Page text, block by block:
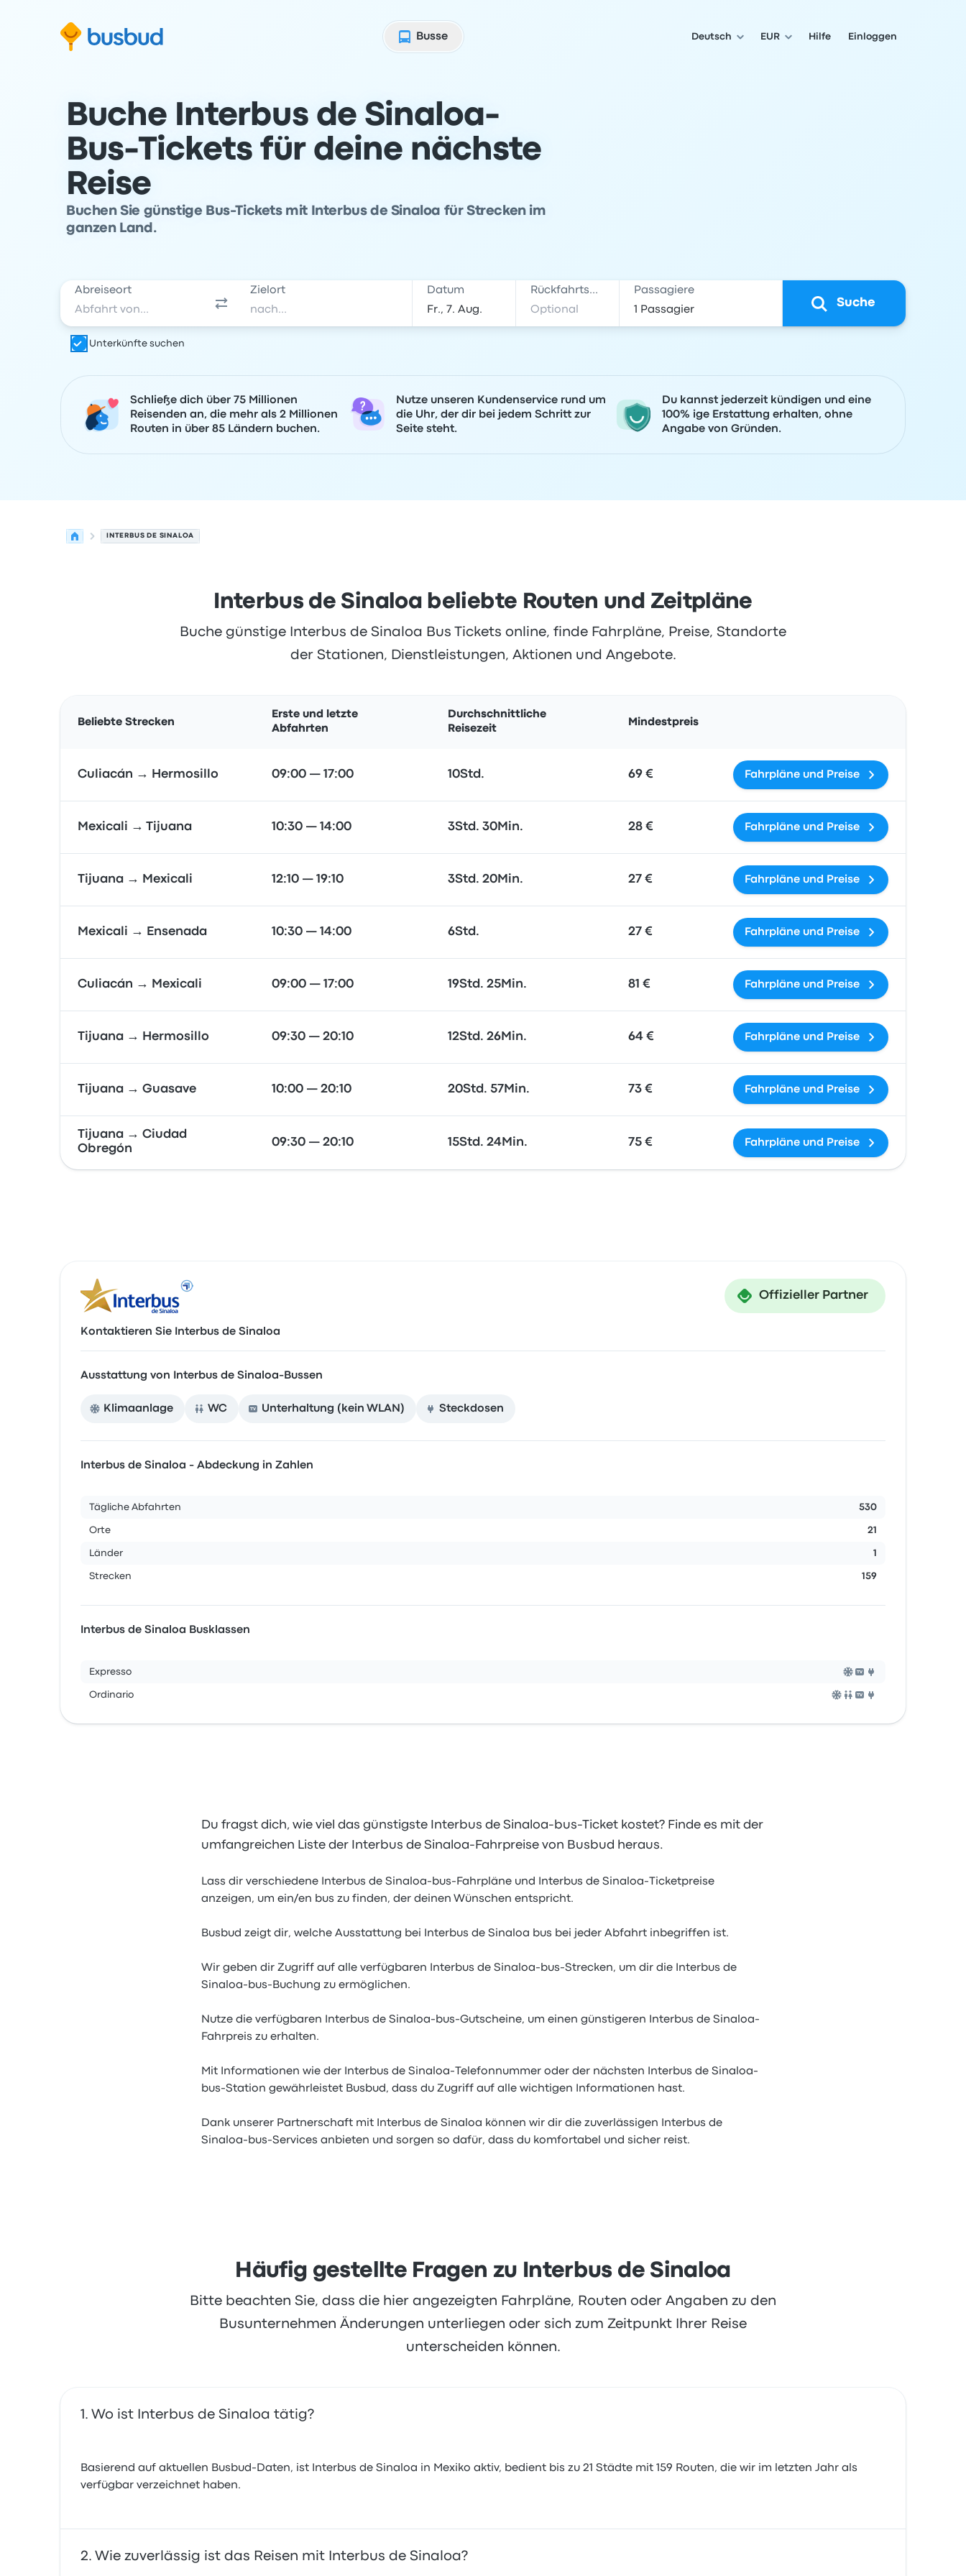
Busse
Deutsch EUR Hilfe Einloggen
Buche Interbus de Sinaloa-
Bus-Tickets für deine nächste
Reise
Buchen Sie günstige Bus-Tickets mit Interbus de Sinaloa für Strecken im
ganzen Land.
Abreiseort Zielort Datum Rückfahrtsdatum Passagiere
Suche
Unterkünfte suchen
Schließe dich über 75 Millionen
Reisenden an, die mehr als 2 Millionen
Routen in über 85 Ländern buchen.
Nutze unseren Kundenservice rund um
die Uhr, der dir bei jedem Schritt zur
Seite steht.
Du kannst jederzeit kündigen und eine
100% ige Erstattung erhalten, ohne
Angabe von Gründen.
INTERBUS DE SINALOA
Interbus de Sinaloa beliebte Routen und Zeitpläne
Buche günstige Interbus de Sinaloa Bus Tickets online, finde Fahrpläne, Preise, Standorte
der Stationen, Dienstleistungen, Aktionen und Angebote.
Beliebte Strecken
Erste und letzte
Abfahrten
Durchschnittliche
Reisezeit
Mindestpreis
Culiacán → Hermosillo 09:00 — 17:00 10Std. 69 € Fahrpläne und Preise
Mexicali → Tijuana 10:30 — 14:00 3Std. 30Min. 28 € Fahrpläne und Preise
Tijuana → Mexicali 12:10 — 19:10 3Std. 20Min. 27 € Fahrpläne und Preise
Mexicali → Ensenada 10:30 — 14:00 6Std. 27 € Fahrpläne und Preise
Culiacán → Mexicali 09:00 — 17:00 19Std. 25Min. 81 € Fahrpläne und Preise
Tijuana → Hermosillo 09:30 — 20:10 12Std. 26Min. 64 € Fahrpläne und Preise
Tijuana → Guasave 10:00 — 20:10 20Std. 57Min. 73 € Fahrpläne und Preise
Tijuana → Ciudad
Obregón
09:30 — 20:10 15Std. 24Min. 75 € Fahrpläne und Preise
Offizieller Partner
Kontaktieren Sie Interbus de Sinaloa
Ausstattung von Interbus de Sinaloa-Bussen
Klimaanlage WC Unterhaltung (kein WLAN) Steckdosen
Interbus de Sinaloa - Abdeckung in Zahlen
Tägliche Abfahrten 530
Orte 21
Länder 1
Strecken 159
Interbus de Sinaloa Busklassen
Expresso
Ordinario
Du fragst dich, wie viel das günstigste Interbus de Sinaloa-bus-Ticket kostet? Finde es mit der
umfangreichen Liste der Interbus de Sinaloa-Fahrpreise von Busbud heraus.
Lass dir verschiedene Interbus de Sinaloa-bus-Fahrpläne und Interbus de Sinaloa-Ticketpreise
anzeigen, um ein/en bus zu finden, der deinen Wünschen entspricht.
Busbud zeigt dir, welche Ausstattung bei Interbus de Sinaloa bus bei jeder Abfahrt inbegriffen ist.
Wir geben dir Zugriff auf alle verfügbaren Interbus de Sinaloa-bus-Strecken, um dir die Interbus de
Sinaloa-bus-Buchung zu ermöglichen.
Nutze die verfügbaren Interbus de Sinaloa-bus-Gutscheine, um einen günstigeren Interbus de Sinaloa-
Fahrpreis zu erhalten.
Mit Informationen wie der Interbus de Sinaloa-Telefonnummer oder der nächsten Interbus de Sinaloa-
bus-Station gewährleistet Busbud, dass du Zugriff auf alle wichtigen Informationen hast.
Dank unserer Partnerschaft mit Interbus de Sinaloa können wir dir die zuverlässigen Interbus de
Sinaloa-bus-Services anbieten und sorgen so dafür, dass du komfortabel und sicher reist.
Häufig gestellte Fragen zu Interbus de Sinaloa
Bitte beachten Sie, dass die hier angezeigten Fahrpläne, Routen oder Angaben zu den
Busunternehmen Änderungen unterliegen oder sich zum Zeitpunkt Ihrer Reise
unterscheiden können.
Wo ist Interbus de Sinaloa tätig?
Basierend auf aktuellen Busbud-Daten, ist Interbus de Sinaloa in Mexiko aktiv, bedient bis zu 21 Städte mit 159 Routen, die wir im letzten Jahr als
verfügbar verzeichnet haben.
Wie zuverlässig ist das Reisen mit Interbus de Sinaloa?